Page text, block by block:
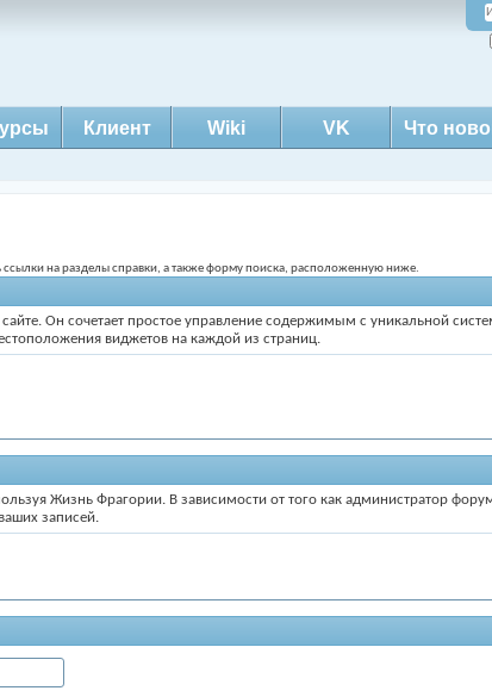
Клиент Wiki VK Что
ссылки на разделы справки, а также форму поиска, расположенную ниже.
сайте. Он сочетает простое управление содержимым с уникальной
виджетов на каждой из страниц.
Жизнь Фрагории. В зависимости от того как администратор
записей.